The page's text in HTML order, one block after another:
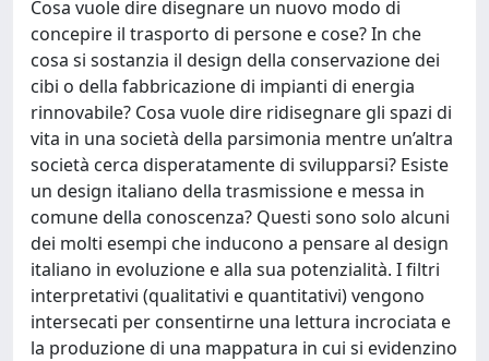
Cosa vuole dire disegnare un nuovo modo di
concepire il trasporto di persone e cose? In che
cosa si sostanzia il design della conservazione dei
cibi o della fabbricazione di impianti di energia
rinnovabile? Cosa vuole dire ridisegnare gli spazi di
vita in una società della parsimonia mentre un’altra
società cerca disperatamente di svilupparsi? Esiste
un design italiano della trasmissione e messa in
comune della conoscenza? Questi sono solo alcuni
dei molti esempi che inducono a pensare al design
italiano in evoluzione e alla sua potenzialità. I filtri
interpretativi (qualitativi e quantitativi) vengono
intersecati per consentirne una lettura incrociata e
la produzione di una mappatura in cui si evidenzino